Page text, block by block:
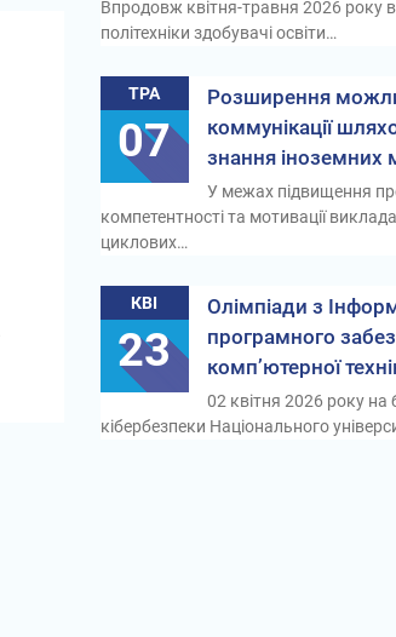
Впродовж квітня-травня 2026 року
політехніки здобувачі освіти…
ТРА
07
Розширення
коммунікації
знання іноземних
У межах підвищення
компетентності та мотивації
циклових…
КВІ
23
Олімпіади з
програмного
комп’ютерної
02 квітня 2026 року на
кібербезпеки Національного